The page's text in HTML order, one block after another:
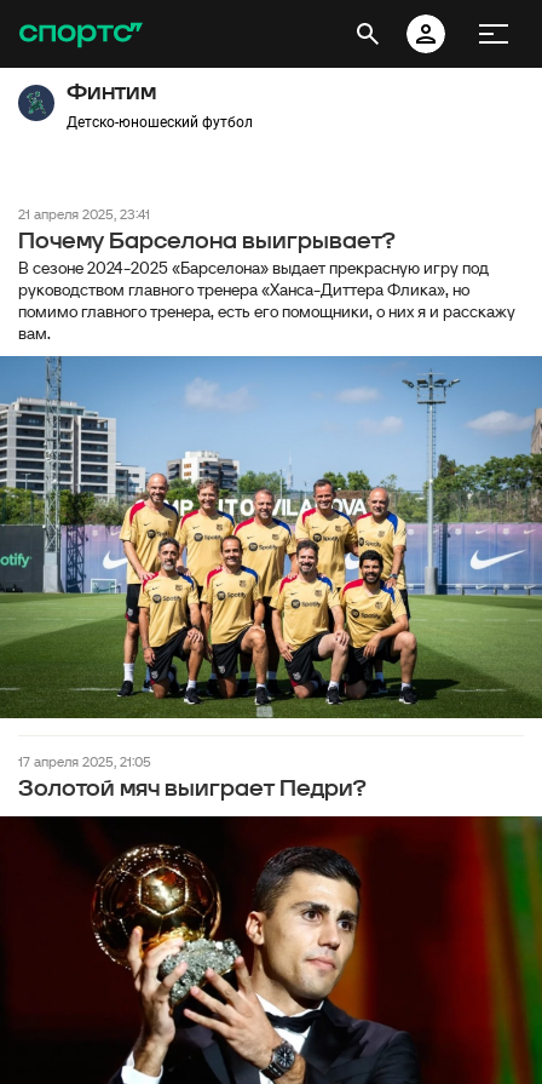
Финтим
Детско-юношеский футбол
21 апреля 2025, 23:41
Почему Барселона выигрывает?
В сезоне 2024-2025 «Барселона» выдает прекрасную игру под
руководством главного тренера «Ханса-Диттера Флика», но
помимо главного тренера, есть его помощники, о них я и расскажу
вам.
17 апреля 2025, 21:05
Золотой мяч выиграет Педри?